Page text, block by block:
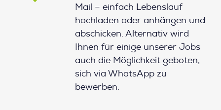
Mail – einfach Lebenslauf
hochladen oder anhängen und
abschicken. Alternativ wird
Ihnen für einige unserer Jobs
auch die Möglichkeit geboten,
sich via WhatsApp zu
bewerben.